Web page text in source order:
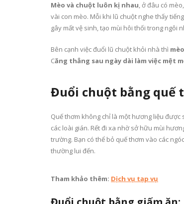
Mèo và chuột luôn kị nhau, ở đâu có
vài con mèo. Mỗi khi lũ chuột nghe thấy
gây mất vệ sinh, tạo mùi hôi thối trong ngôi
Bên cạnh việc đuổi lũ chuột khỏi nhà thì
Căng thẳng sau ngày dài làm việc mệt
Đuổi chuột bằng quế
Quế thơm không chỉ là một hương liệu
các loài gián. Rết đi xa nhờ sở hữu mùi
trường. Bạn có thể bỏ quế thơm vào các
thường lui đến.
Tham khảo thêm: Dịch vụ tạp vụ